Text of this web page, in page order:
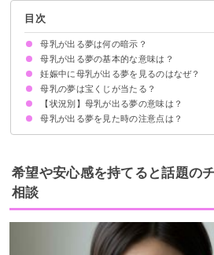
目次
母乳が出る夢は何の暗示？
母乳が出る夢の基本的な意味は？
周囲に献身的に貢献している暗示
状況によって意味が決まる
妊娠中に母乳が出る夢を見るのはなぜ？
母性的本能が高まっている暗示
母乳の夢は宝くじが当たる？
吉夢の母乳の夢なら当たるかも
母乳の夢を見て宝くじが当たった体験談
【状況別】母乳が出る夢の意味は？
母乳をあげる夢【吉夢】
母乳がたくさん出る夢【警告夢】
母乳を飲む夢【吉夢】
母乳に血が混ざっている夢【警告夢】
母乳で胸が張る夢【吉夢】
授乳しているのを見る夢【吉夢】
子供がいないのに母乳が出る夢【警告夢】
乳房から母乳が出る夢【吉夢】
授乳しているのを見られる夢【警告夢】
母乳が出る夢を見た時の注意点は？
吉夢なら話さず警告夢や凶夢は人に話す
希望や安心感を持てると話題の
相談